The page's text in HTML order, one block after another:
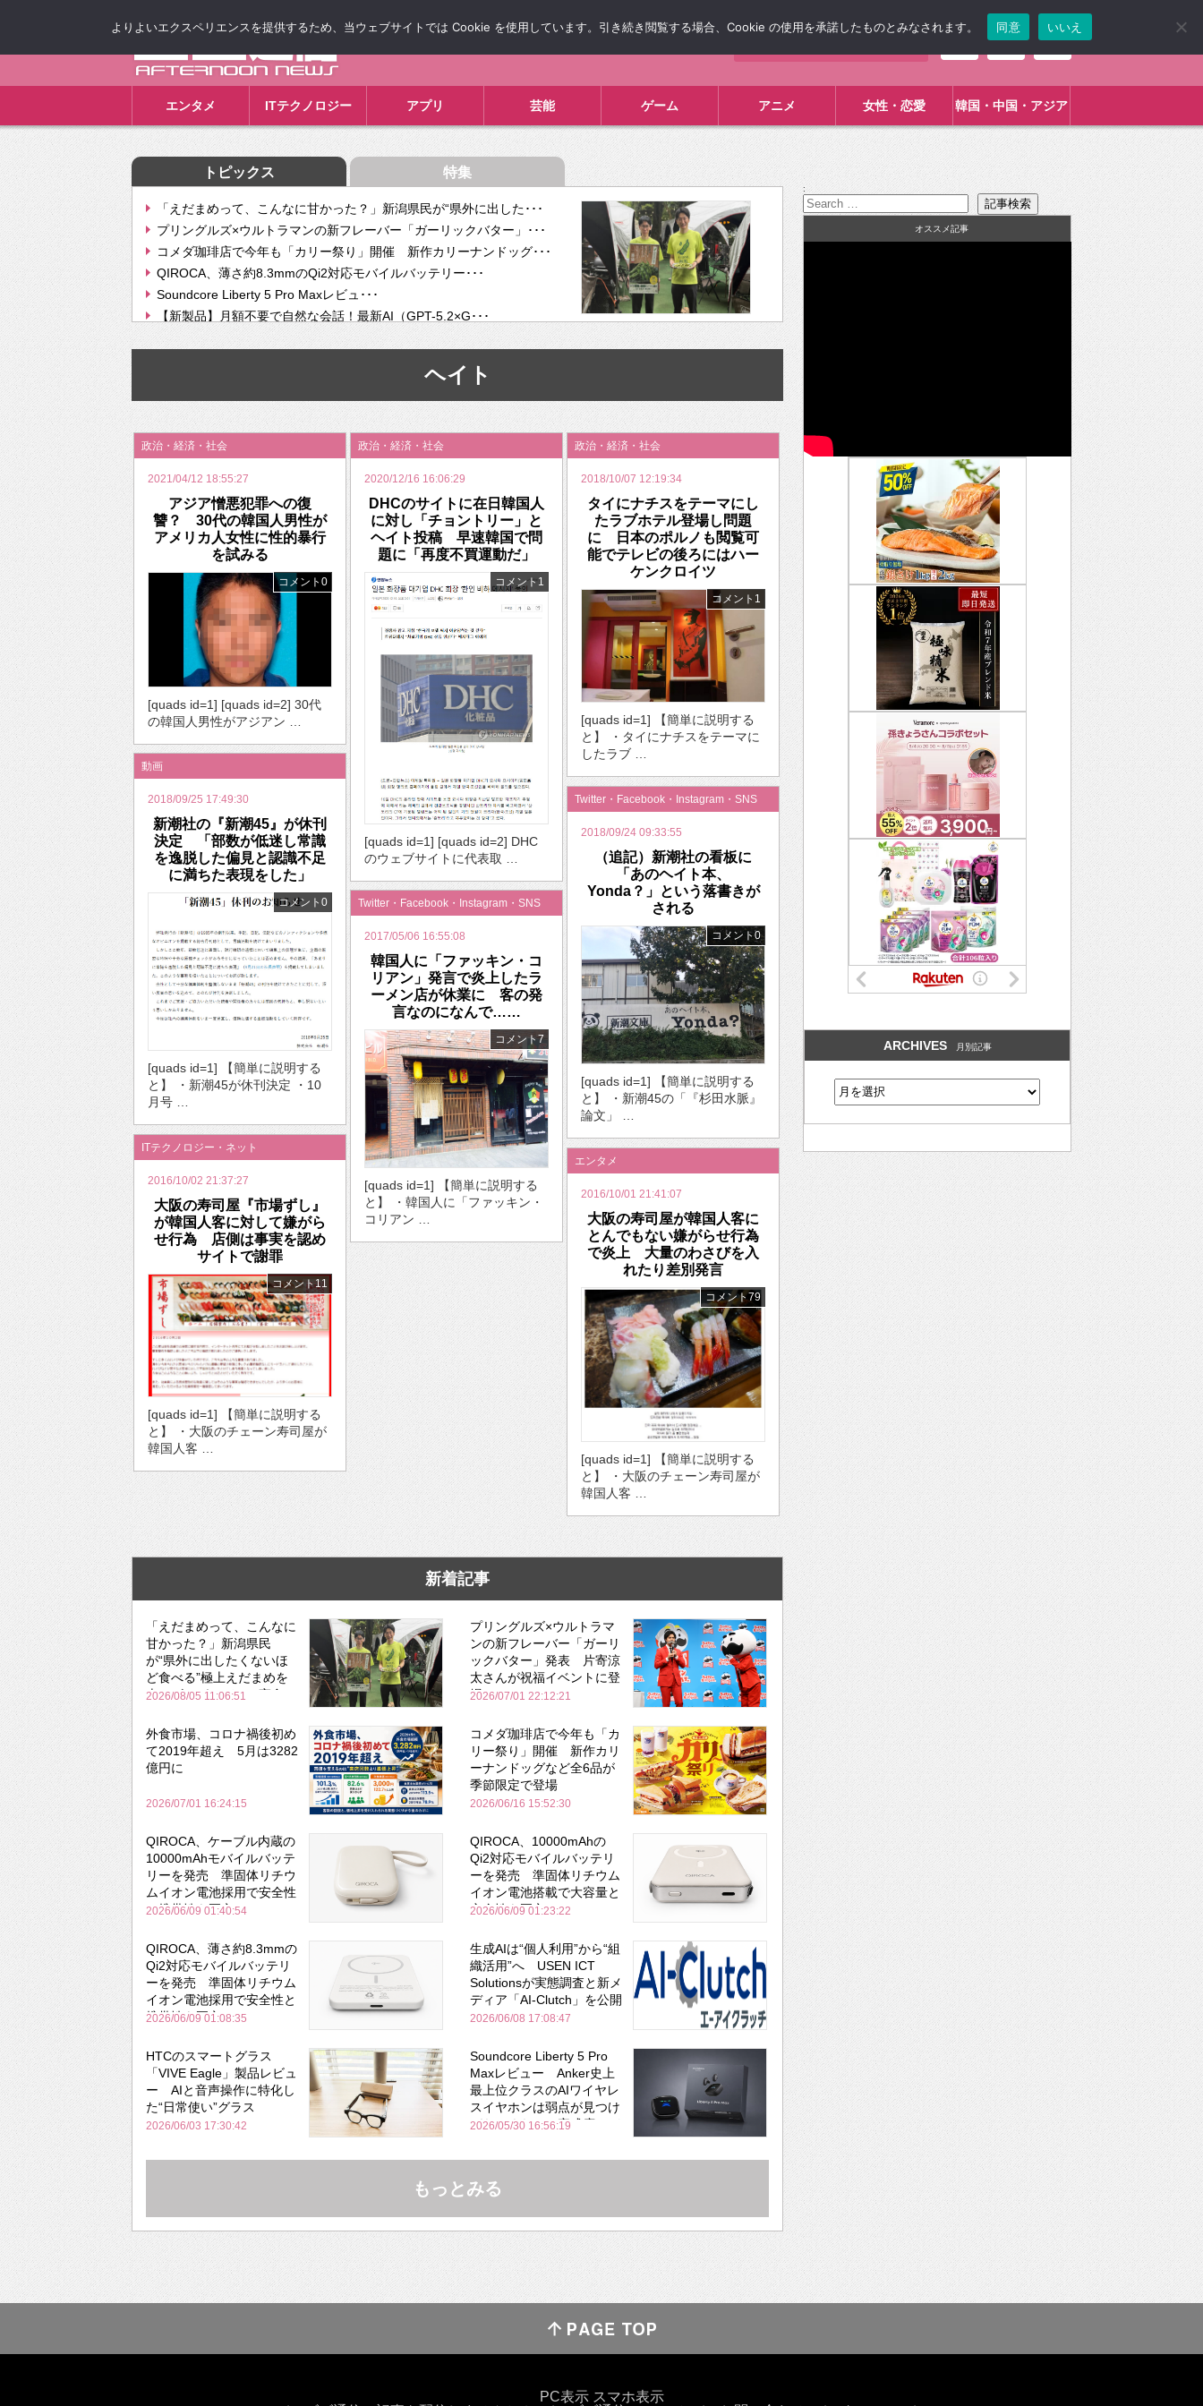
エンタメ ITテクノロジー アプリ 芸能 ゲーム アニメ 女性・恋愛 韓国・中国・アジア
トピックス 特集
「えだまめって、こんなに甘かった？」新潟県民が“県外に出した･･･
プリングルズ×ウルトラマンの新フレーバー「ガーリックバター」･･･
コメダ珈琲店で今年も「カリー祭り」開催 新作カリーナンドッグ･･･
QIROCA、薄さ約8.3mmのQi2対応モバイルバッテリー･･･
Soundcore Liberty 5 Pro Maxレビュ･･･
【新製品】月額不要で自然な会話！最新AI（GPT-5.2×G･･･
【次世代の没入感と生産性】VITURE Luma Ultra･･･
挫折率8割の壁をAIで突破。ジャストシステム、”自分が今話し･･･
2026年のバレンタインは「自分で作って、想いを渡す」 TE･･･
ヘイト
政治・経済・社会
2021/04/12 18:55:27
アジア憎悪犯罪への復
讐？ 30代の韓国人男性が
アメリカ人女性に性的暴行
を試みる
コメント0
[quads id=1] [quads id=2] 30代
の韓国人男性がアジアン …
政治・経済・社会
2020/12/16 16:06:29
DHCのサイトに在日韓国人
に対し「チョントリー」と
ヘイト投稿 早速韓国で問
題に「再度不買運動だ」
コメント1
[quads id=1] [quads id=2] DHC
のウェブサイトに代表取 …
政治・経済・社会
2018/10/07 12:19:34
タイにナチスをテーマにし
たラブホテル登場し問題
に 日本のポルノも閲覧可
能でテレビの後ろにはハー
ケンクロイツ
コメント1
[quads id=1] 【簡単に説明する
と】 ・タイにナチスをテーマに
したラブ …
動画
2018/09/25 17:49:30
新潮社の『新潮45』が休刊
決定 「部数が低迷し常識
を逸脱した偏見と認識不足
に満ちた表現をした」
コメント0
[quads id=1] 【簡単に説明する
と】 ・新潮45が休刊決定 ・10
月号 …
Twitter・Facebook・Instagram・SNS
2018/09/24 09:33:55
（追記）新潮社の看板に
「あのヘイト本、
Yonda？」という落書きが
される
コメント0
[quads id=1] 【簡単に説明する
と】 ・新潮45の「『杉田水脈』
論文」 …
Twitter・Facebook・Instagram・SNS
2017/05/06 16:55:08
韓国人に「ファッキン・コ
リアン」発言で炎上したラ
ーメン店が休業に 客の発
言なのになんで……
コメント7
[quads id=1] 【簡単に説明する
と】 ・韓国人に「ファッキン・
コリアン …
ITテクノロジー・ネット
2016/10/02 21:37:27
大阪の寿司屋『市場ずし』
が韓国人客に対して嫌がら
せ行為 店側は事実を認め
サイトで謝罪
コメント11
[quads id=1] 【簡単に説明する
と】 ・大阪のチェーン寿司屋が
韓国人客 …
エンタメ
2016/10/01 21:41:07
大阪の寿司屋が韓国人客に
とんでもない嫌がらせ行為
で炎上 大量のわさびを入
れたり差別発言
コメント79
[quads id=1] 【簡単に説明する
と】 ・大阪のチェーン寿司屋が
韓国人客 …
新着記事
「えだまめって、こんなに
甘かった？」新潟県民
が“県外に出したくないほ
ど食べる”極上えだまめを
森のビアガーデンで実食
2026/08/05 11:06:51
プリングルズ×ウルトラマ
ンの新フレーバー「ガーリ
ックバター」発表 片寄涼
太さんが祝福イベントに登
場
2026/07/01 22:12:21
外食市場、コロナ禍後初め
て2019年超え 5月は3282
億円に
2026/07/01 16:24:15
コメダ珈琲店で今年も「カ
リー祭り」開催 新作カリ
ーナンドッグなど全6品が
季節限定で登場
2026/06/16 15:52:30
QIROCA、ケーブル内蔵の
10000mAhモバイルバッテ
リーを発売 準固体リチウ
ムイオン電池採用で安全性
と携帯性を両立
2026/06/09 01:40:54
QIROCA、10000mAhの
Qi2対応モバイルバッテリ
ーを発売 準固体リチウム
イオン電池搭載で大容量と
安全性を両立
2026/06/09 01:23:22
QIROCA、薄さ約8.3mmの
Qi2対応モバイルバッテリ
ーを発売 準固体リチウム
イオン電池採用で安全性と
携帯性を両立
2026/06/09 01:08:35
生成AIは“個人利用”から“組
織活用”へ USEN ICT
Solutionsが実態調査と新メ
ディア「AI-Clutch」を公開
2026/06/08 17:08:47
HTCのスマートグラス
「VIVE Eagle」製品レビュ
ー AIと音声操作に特化し
た“日常使い”グラス
2026/06/03 17:30:42
Soundcore Liberty 5 Pro
Maxレビュー Anker史上
最上位クラスのAIワイヤレ
スイヤホンは弱点が見つけ
づらいくらいの完成度にび
Bose並み
2026/05/30 16:56:19
もっとみる
:
オススメ記事
ARCHIVES 月別記事
PC表示 スマホ表示
よりよいエクスペリエンスを提供するため、当ウェブサイトでは Cookie を使用しています。引き続き閲覧する場合、Cookie の使用を承諾したものとみなされます。 同意 いいえ